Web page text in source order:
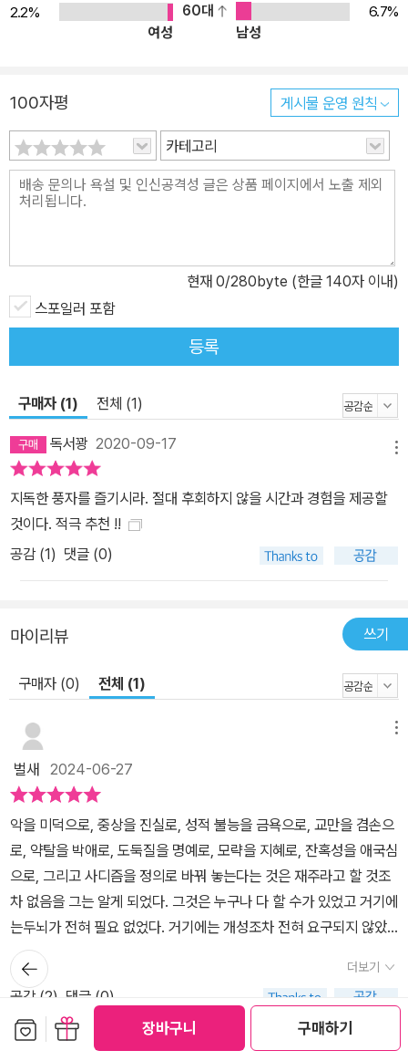
장바구니 구매하기
만 1000만 부 이상 팔리고, 《타임》이 선정한 현대 100대 영문 소설
의 하나로 꼽히며 고전의 반열에 올랐고, ‘딜레마’나 ‘진퇴양난’을 의
되었다. 또 2차 세계 대전이라는 배경에 국한되지 않고 인간이 존재
하는 한 영원히 계속될 전쟁의 부조리와 광증을 고발함으로써 베트남
전쟁에 반대하는 젊은이들 사이에서 일종의 구호가 되었다. ■ Catc
h-22가 도대체 무엇일까 50주년 판에 실린 ‘역사와 배경과 비평’으
로 살펴본 헬러의 수수께끼 “물론 함정(catch)이 있지. (……) 캐치-
ch에는 ‘잡다’라는 뜻 이외에도 ‘노림수’와 ‘속임수’와 ‘묘수’ 그리고
낚시를 해서 잡은 ‘월척 대어’, ‘횡재’ 심지어 여자가 낚은 ‘대단한 남편
감’ 따위의 온갖 의미가 즐비하다. 예를 들어 조너선 R. 엘러가 「캐치
22의 탄생 비화」에서 언급한 《뉴욕 타임스》 광고 문안 “What’s the
가 독자의 눈길을 끈 이유도 그런 애매함(catch)을 미끼로 삼은 노림
수(catch)였다. 도대체 무슨 의미로 캐치라는 단어를 썼는지 헷갈려
궁금한 사람들은 호기심을 풀기 위해 광고 문안을 끝까지 열심히 읽
어야 했다. 헬러의 기고문 「『캐치-22』라는 대어를 낚아 올리기」에서
원투(遠投) 낚시 용어인 reel(줄을 감다)을 사용한 목적은 그의 소설
을 ‘월척 대박(catch)’이라는 의미로 활용한 암시 용법이었고, 넬슨
올그런의 「속임수」는 ‘대성공(big catch)’을 곁말로 썼다. 스터즈 터
클 평론의 제목 「22항 속임수는 탁월한 월척이다」 역시 비슷한 용법
‘걸림돌’이나 꼼짝달싹 못하게 만드는 ‘함정’과 ‘올가미’와 ‘약점’ 역시
캐치라고 한다. 그래서 캐치라고 하면 무슨 뜻인지 아리송해 어떻게
해야 옳은지 까다롭기 짝이 없는 “함정이 있는 난관”이나, 전염성이
강해서 쉽게 현혹되어 ‘덩달아 따라하도록’ 귀가 솔깃하게 만드는 ‘거
짓말’이나 ‘선동 구호’까지 함축한다. 영어권에서 모순에 가득 찬 관료
제도 따위를 일컫는 보통명사가 되어 버린 ‘캐치-22’의 캐치는 이 소
설에서 ‘조항’과 ‘함정’을 동시에 뜻하는 동음이의 기법으로 쓰였다.
말하자면 Catch-22의 순진무구한 표면적 의미는 ‘22항’이지만 여
기에 속임수(catch)가 숨어 있다. “기쁜 소식(good news)과 나쁜
소식(bad news) 가운데 어느 쪽 얘기를 먼저 듣고 싶으냐.”라는 흔
한 표현에서 좋은 말 뒤에 숨겨 놓은 나쁜 소식을 캐치(catch)라고도
한다. 당근과 채찍의 선동적 설득에서 사탕발림부터 해 놓고 내미는
채찍의 노림수나 속임수 역시 그런 둔갑을 부리는 요물(catch)이다.
이런 말장난은 영문 글쓰기에서 간접 비유, 직접 비유, 인유 등과 더불
어 매우 자주 쓰이는 흔하디흔한 문학적 기법이다. 캐치-22는 이런
모든 의미가 뒤엉켜 난장을 벌이는 표현으로, 실제로는 존재하지 않
는 법조항이지만 그 위력은 어떤 법보다도 대단하다. 헬러는 1941년
2.2%
60대
6.7%
여성
남성
100자평 게시물 운영 원칙
카테고리
현재 0/280byte (한글 140자 이내)
스포일러 포함
등록
구매자 (1) 전체 (1)
독서꽝 2020-09-17
지독한 풍자를 즐기시라. 절대 후회하지 않을 시간과 경험을 제공할
것이다. 적극 추천 !!
공감 (1) 댓글 (0)
마이리뷰 쓰기
구매자 (0) 전체 (1)
벌새 2024-06-27
악을 미덕으로, 중상을 진실로, 성적 불능을 금욕으로, 교만을 겸손으
로, 약탈을 박애로, 도둑질을 명예로, 모략을 지혜로, 잔혹성을 애국심
으로, 그리고 사디즘을 정의로 바꿔 놓는다는 것은 재주라고 할 것조
차 없음을 그는 알게 되었다. 그것은 누구나 다 할 수가 있었고 거기에
는두뇌가 전혀 필요 없었다. 거기에는 개성조차 전혀 요구되지 않았
다.- P268
더보기
공감 (2) 댓글 (0)
뒤로가
기